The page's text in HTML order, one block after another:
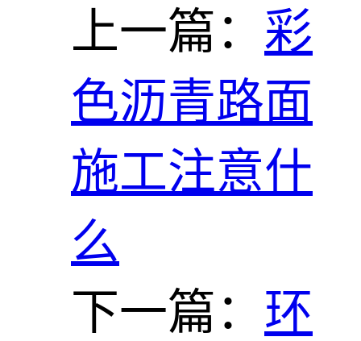
上一篇： 彩
色沥青路面
施工注意什
么
下一篇： 环